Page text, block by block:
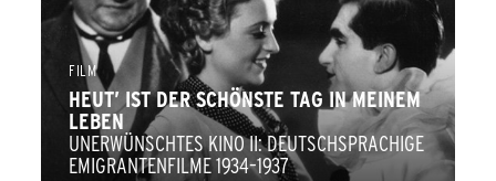
FILM
HEUT’ IST DER SCHÖNSTE TAG IN MEINEM
LEBEN
UNERWÜNSCHTES KINO II: DEUTSCHSPRACHIGE
EMIGRANTENFILME 1934–1937